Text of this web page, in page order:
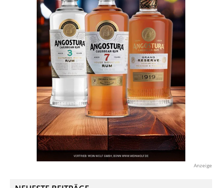
Anzeige